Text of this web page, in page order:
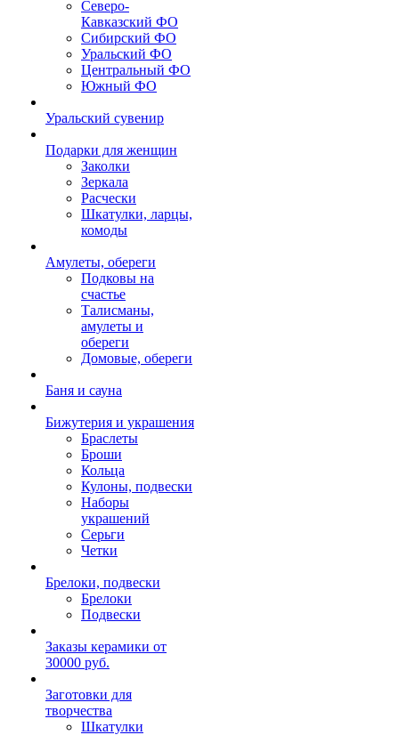
Северо-
Кавказский ФО
Сибирский ФО
Уральский ФО
Центральный ФО
Южный ФО
Уральский сувенир
Подарки для женщин
Заколки
Зеркала
Расчески
Шкатулки, ларцы,
комоды
Амулеты, обереги
Подковы на
счастье
Талисманы,
амулеты и
обереги
Домовые, обереги
Баня и сауна
Бижутерия и украшения
Браслеты
Броши
Кольца
Кулоны, подвески
Наборы
украшений
Серьги
Четки
Брелоки, подвески
Брелоки
Подвески
Заказы керамики от
30000 руб.
Заготовки для
творчества
Шкатулки